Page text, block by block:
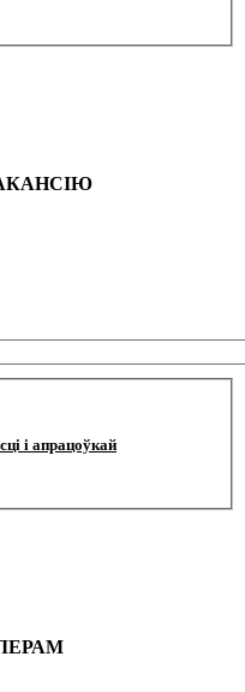
і апрацоўкай